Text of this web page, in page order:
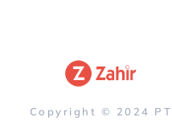
Copyright © 2024 PT